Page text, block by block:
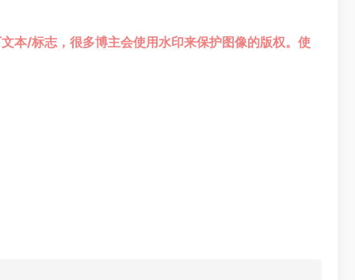
本/标志，很多博主会使用水印来保护图像的版权。使